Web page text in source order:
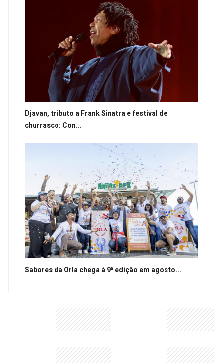
Djavan, tributo a Frank Sinatra e festival de
churrasco: Con...
Sabores da Orla chega à 9ª edição em agosto...